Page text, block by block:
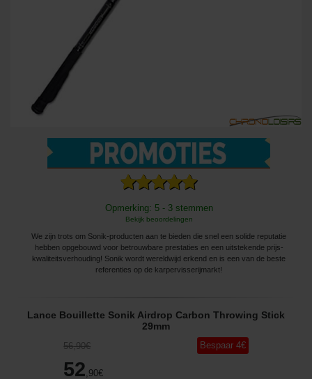
Opmerking: 5 - 3 stemmen
Bekijk beoordelingen
We zijn trots om Sonik-producten aan te bieden die snel een solide reputatie
hebben opgebouwd voor betrouwbare prestaties en een uitstekende prijs-
kwaliteitsverhouding! Sonik wordt wereldwijd erkend en is een van de beste
referenties op de karpervisserijmarkt!
Lance Bouillette Sonik Airdrop Carbon Throwing Stick
29mm
56,90€
52 ,90€
Bespaar 4€